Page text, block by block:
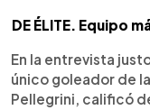
DE ÉLITE. Equipo
En la entrevista
único goleador de
Pellegrini, calificó